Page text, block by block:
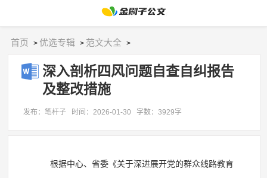
首页 >优选专辑 > 范文大全 >
深入剖析四风问题自查自纠报告
及整改措施
发布：笔杆子 时间：2026-01-30 字数：3929字
根据中心、省委《关于深进展开党的群众线路教育